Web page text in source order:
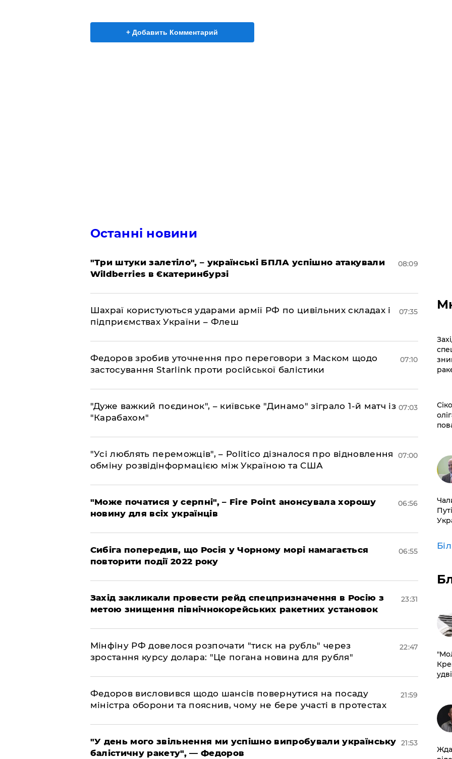
+ Добавить Комментарий
Останні новини
"Три штуки залетіло", – українські БПЛА успішно атакували
Wildberries в Єкатеринбурзі
08:09
Шахраї користуються ударами армії РФ по цивільних складах і
підприємствах України – Флеш
07:35
Федоров зробив уточнення про переговори з Маском щодо
застосування Starlink проти російської балістики
07:10
"Дуже важкий поєдинок", – київське "Динамо" зіграло 1-й матч із
"Карабахом"
07:03
"Усі люблять переможців", – Politico дізналося про відновлення
обміну розвідінформацією між Україною та США
07:00
"Може початися у серпні", – Fire Point анонсувала хорошу
новину для всіх українців
06:56
Сибіга попередив, що Росія у Чорному морі намагається
повторити події 2022 року
06:55
​Захід закликали провести рейд спецпризначення в Росію з
метою знищення північнокорейських ракетних установок
23:31
​Мінфіну РФ довелося розпочати "тиск на рубль" через
зростання курсу долара: "Це погана новина для рубля"
22:47
​Федоров висловився щодо шансів повернутися на посаду
міністра оборони та пояснив, чому не бере участі в протестах
21:59
​"У день мого звільнення ми успішно випробували українську
балістичну ракету", — Федоров
21:53